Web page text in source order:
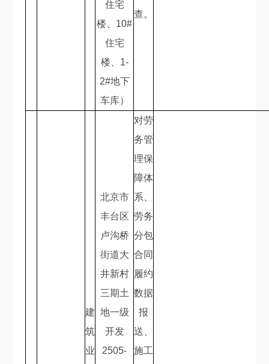
住宅
楼、 10#
住宅
楼、 1-
2#地下
车库）
查。
建
筑
业
北京市
丰台区
卢沟桥
街道大
井新村
三期土
地一级
开发
2505-
对劳
务管
理保
障体
系、
劳务
分包
合同
履约
数据
报
送、
施工